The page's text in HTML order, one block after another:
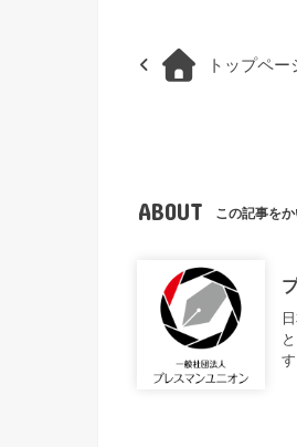
トップペー
ABOUT この記事をか